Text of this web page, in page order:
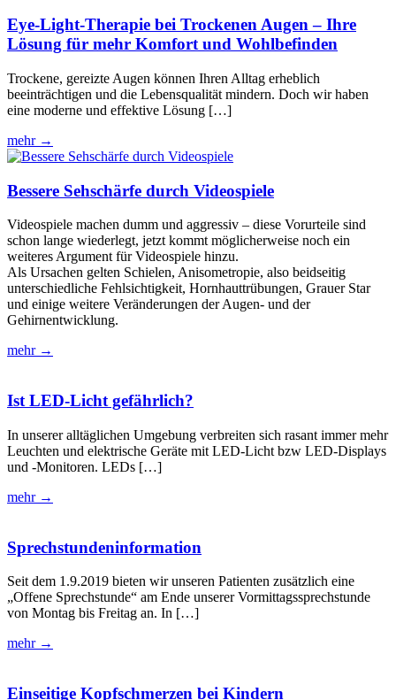
Eye-Light-Therapie bei Trockenen Augen – Ihre
Lösung für mehr Komfort und Wohlbefinden
Trockene, gereizte Augen können Ihren Alltag erheblich
beeinträchtigen und die Lebensqualität mindern. Doch wir haben
eine moderne und effektive Lösung […]
mehr →
Bessere Sehschärfe durch Videospiele
Videospiele machen dumm und aggressiv – diese Vorurteile sind
schon lange wiederlegt, jetzt kommt möglicherweise noch ein
weiteres Argument für Videospiele hinzu.
Als Ursachen gelten Schielen, Anisometropie, also beidseitig
unterschiedliche Fehlsichtigkeit, Hornhauttrübungen, Grauer Star
und einige weitere Veränderungen der Augen- und der
Gehirnentwicklung.
mehr →
Ist LED-Licht gefährlich?
In unserer alltäglichen Umgebung verbreiten sich rasant immer mehr
Leuchten und elektrische Geräte mit LED-Licht bzw LED-Displays
und -Monitoren. LEDs […]
mehr →
Sprechstundeninformation
Seit dem 1.9.2019 bieten wir unseren Patienten zusätzlich eine
„Offene Sprechstunde“ am Ende unserer Vormittagssprechstunde
von Montag bis Freitag an. In […]
mehr →
Einseitige Kopfschmerzen bei Kindern